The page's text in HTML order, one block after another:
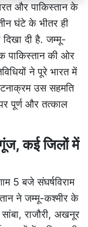
और पाकिस्तानके
घंटे के भीतर ही
दी है. जम्मू-
पाकिस्तान की ओर
ने पूरे भारत में
उस सहमति
पूर्ण और तत्काल
कई जिलों में
5 बजे संघर्षविराम
ने जम्मू-कश्मीर के
राजौरी, अखनूर